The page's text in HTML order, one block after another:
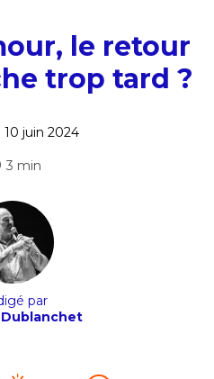
le retour
trop tard ?
10 juin 2024
3 min
par